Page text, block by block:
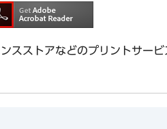
スストアなどのプリントサー